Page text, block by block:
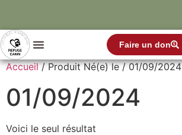
Faire un don
Accueil/ Produit Né(e) le / 01/09/2024
01/09/2024
Voici le seul résultat